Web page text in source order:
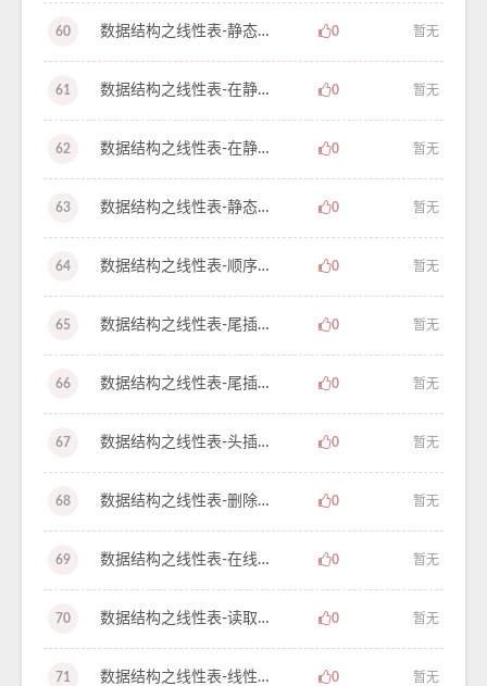
60 数据结构之线性表-静态链表的优缺点以及练习-学习笔记-21 0 暂无
61 数据结构之线性表-在静态链表中删除结点-学习笔记-20 0 暂无
62 数据结构之线性表-在静态链表中插入结点-学习笔记-19 0 暂无
63 数据结构之线性表-静态链表及其初始化-学习笔记-18 0 暂无
64 数据结构之线性表-顺序存储结构和单链表的对比及效率分析-学习笔记-17 0 暂无
65 数据结构之线性表-尾插法创建单链表-学习笔记-16 0 暂无
66 数据结构之线性表-尾插法创建单链表-学习笔记-15 0 暂无
67 数据结构之线性表-头插法创建单链表-学习笔记-14 0 暂无
68 数据结构之线性表-删除线性单链表中的元素-学习笔记-13 0 暂无
69 数据结构之线性表-在线性单链表中插入元素-学习笔记-12 0 暂无
70 数据结构之线性表-读取线性单链表中的元素-学习笔记-11 0 暂无
71 数据结构之线性表-线性表的链式存储结构-学习笔记-10 0 暂无